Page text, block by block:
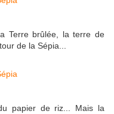
Terre brûlée, la terre de
de la Sépia...
papier de riz... Mais la